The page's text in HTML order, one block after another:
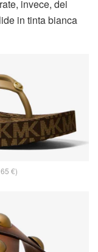
invece, dei
in tinta bianca
€)